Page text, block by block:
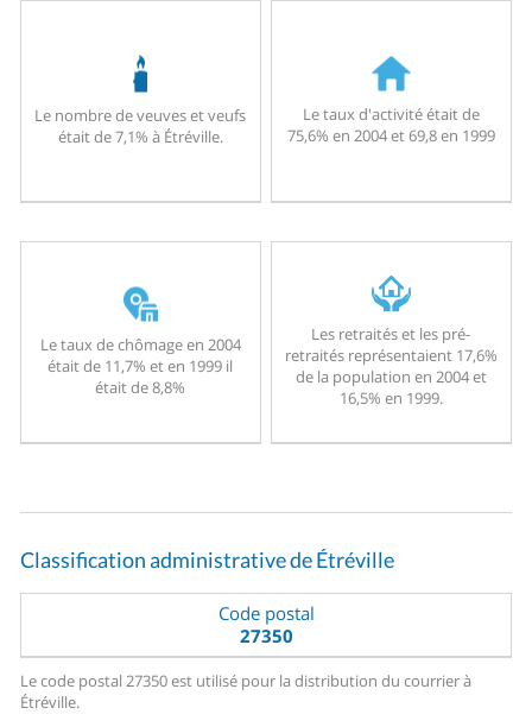
Le nombre de veuves et veufs
était de 7,1% à Étréville.
Le taux d'activité était de
75,6% en 2004 et 69,8 en 1999
Le taux de chômage en 2004
était de 11,7% et en 1999 il
était de 8,8%
Les retraités et les pré-
retraités représentaient 17,6%
de la population en 2004 et
16,5% en 1999.
Classification administrative de Étréville
Code postal
27350
Le code postal 27350 est utilisé pour la distribution du courrier à
Étréville.